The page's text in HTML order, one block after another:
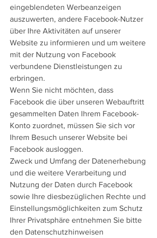
eingeblendeten Werbeanzeigen
auszuwerten, andere Facebook-Nutzer
über Ihre Aktivitäten auf unserer
Website zu informieren und um weitere
mit der Nutzung von Facebook
verbundene Dienstleistungen zu
erbringen.
Wenn Sie nicht möchten, dass
Facebook die über unseren Webauftritt
gesammelten Daten Ihrem Facebook-
Konto zuordnet, müssen Sie sich vor
Ihrem Besuch unserer Website bei
Facebook ausloggen.
Zweck und Umfang der Datenerhebung
und die weitere Verarbeitung und
Nutzung der Daten durch Facebook
sowie Ihre diesbezüglichen Rechte und
Einstellungsmöglichkeiten zum Schutz
Ihrer Privatsphäre entnehmen Sie bitte
den Datenschutzhinweisen